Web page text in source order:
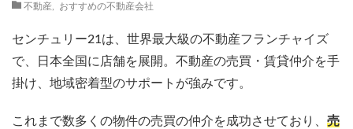
不動産, おすすめの不動産会社
センチュリー21は、世界最大級の不動産フランチャイズ
で、日本全国に店舗を展開。不動産の売買・賃貸仲介を手
掛け、地域密着型のサポートが強みです。
これまで数多くの物件の売買の仲介を成功させており、 売